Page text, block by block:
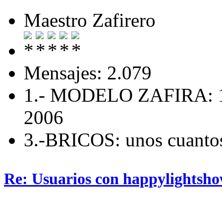
Maestro Zafirero
Mensajes: 2.079
1.- MODELO ZAFIRA:
2006
3.-BRICOS: unos
Re: Usuarios con